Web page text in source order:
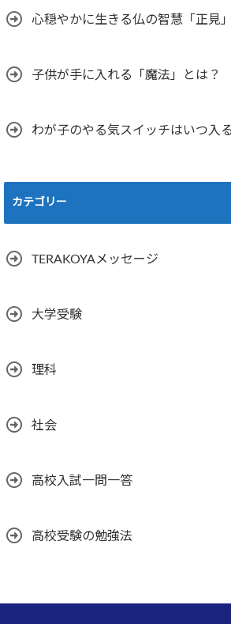
心穏やかに生きる仏の智慧「正見」
子供が手に入れる「魔法」とは？
わが子のやる気スイッチはいつ入
カテゴリー
TERAKOYAメッセージ
大学受験
理科
社会
高校入試一問一答
高校受験の勉強法